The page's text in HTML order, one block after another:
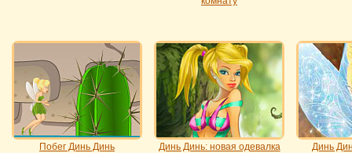
Побег Динь Динь Динь Динь: новая одевалка Динь